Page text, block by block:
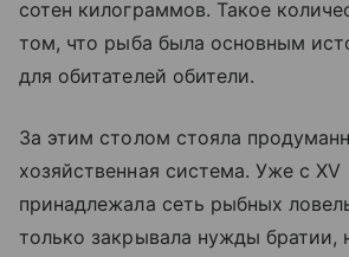
сотен килограммов. Такое
том, что рыба была основным
для обитателей обители.
За этим столом стояла
хозяйственная система. Уже с
принадлежала сеть рыбных
только закрывала нужды братии,